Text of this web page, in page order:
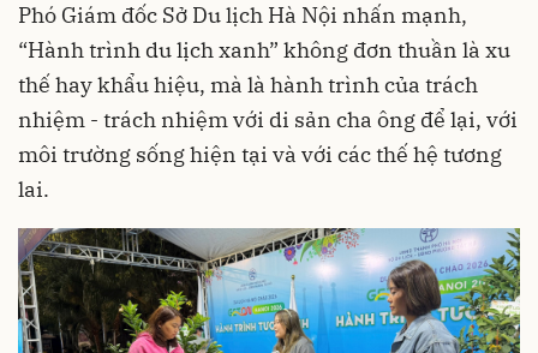
Phó Giám đốc Sở Du lịch Hà Nội nhấn mạnh,
“Hành trình du lịch xanh” không đơn thuần là xu
thế hay khẩu hiệu, mà là hành trình của trách
nhiệm - trách nhiệm với di sản cha ông để lại, với
môi trường sống hiện tại và với các thế hệ tương
lai.